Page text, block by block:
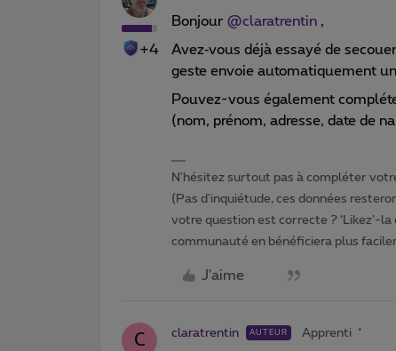
+4
Bonjour ​ @claratrentin ,
Avez‑vous déjà essayé de
geste envoie automatiquement
Pouvez-vous également
(nom, prénom, adresse, date de
N'hésitez surtout pas à compléter
(Pas d'inquiétude, ces données
votre question est correcte ? ‘Likez’-la
communauté en bénéficiera plus
J'aime
C claratrentin AUTEUR Apprenti